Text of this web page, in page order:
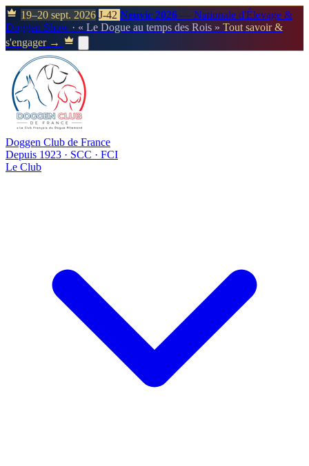
19–20 sept. 2026 J-42 Neuvic 2026 — Nationale d'Élevage &
Doggen Show · « Le Dogue au temps des Rois » Tout savoir &
s'engager →
Doggen Club de France
Depuis 1923 · SCC · FCI
Le Club